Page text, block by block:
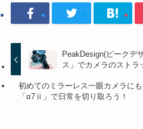
PeakDesign(ピークデ
ス」でカメラのストラ
初めてのミラーレス一眼カメラに
「α7ⅱ」で日常を切り取ろう！